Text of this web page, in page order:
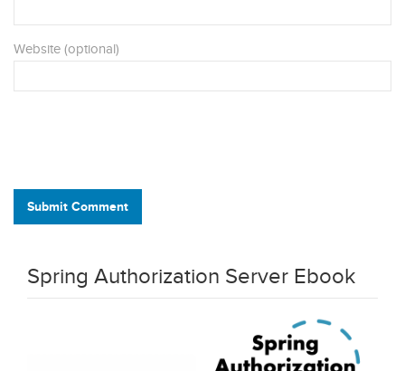
Website (optional)
Submit Comment
Spring Authorization Server Ebook